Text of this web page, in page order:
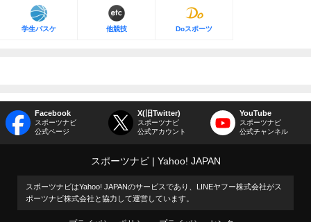
学生バスケ 他競技 Doスポーツ
Facebook
スポーツナビ
公式ページ
X(旧Twitter)
スポーツナビ
公式アカウント
YouTube
スポーツナビ
公式チャンネル
スポーツナビ Yahoo! JAPAN
スポーツナビはYahoo! JAPANのサービスであり、LINEヤフー株式会社がス
ポーツナビ株式会社と協力して運営しています。